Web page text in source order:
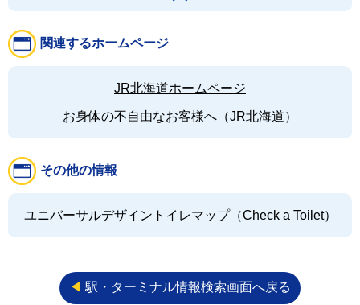
関連するホームページ
JR北海道ホームページ
お身体の不自由なお客様へ（JR北海道）
その他の情報
ユニバーサルデザイントイレマップ（Check a Toilet）
◀︎ 駅・ターミナル情報検索画面へ戻る